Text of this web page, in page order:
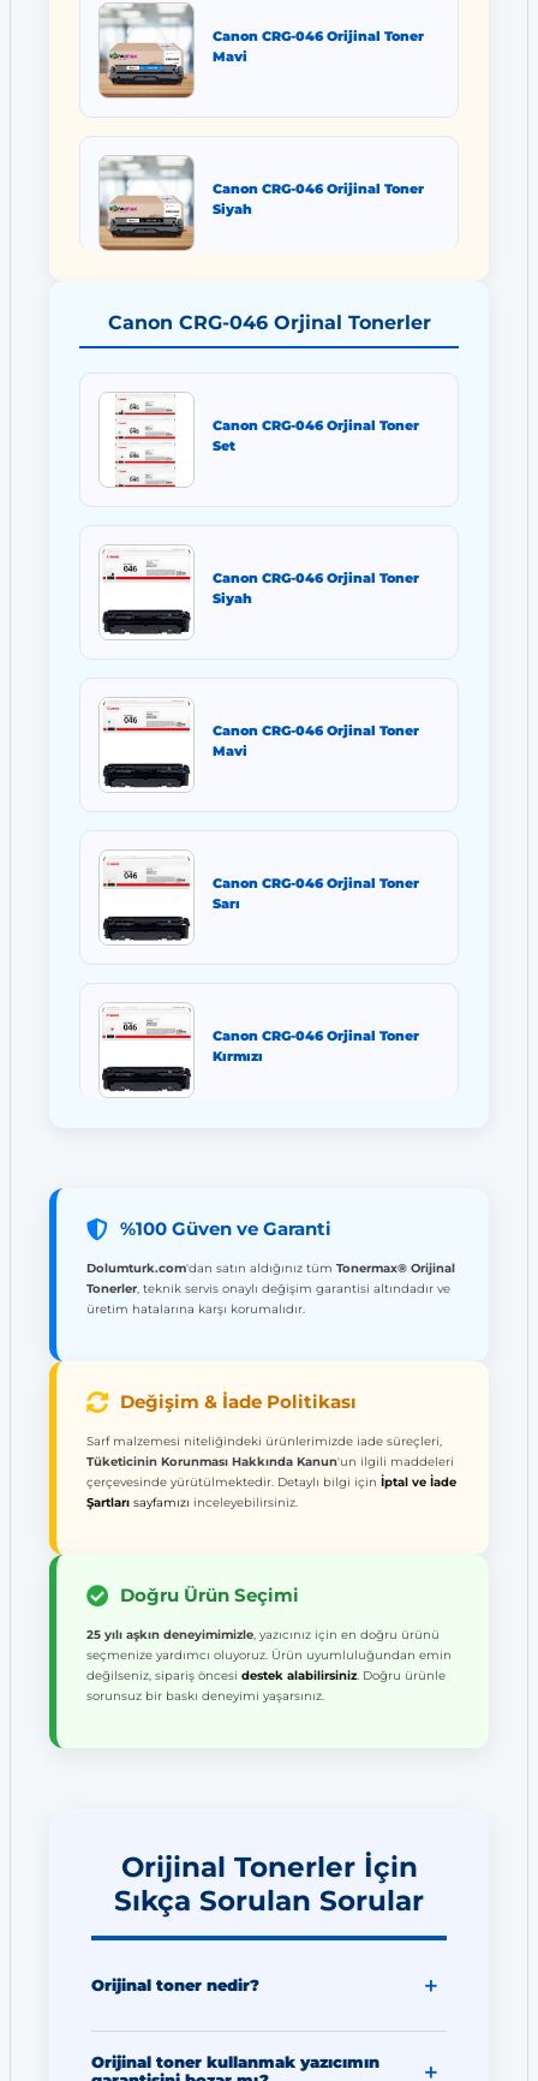
Canon CRG-046 Orijinal Toner
Mavi
Canon CRG-046 Orijinal Toner
Siyah
Canon CRG-046 Orjinal Tonerler
Canon CRG-046 Orjinal Toner
Set
Canon CRG-046 Orjinal Toner
Siyah
Canon CRG-046 Orjinal Toner
Mavi
Canon CRG-046 Orjinal Toner
Sarı
Canon CRG-046 Orjinal Toner
Kırmızı
%100 Güven ve Garanti
Dolumturk.com'dan satın aldığınız tüm Tonermax® Orijinal
Tonerler , teknik servis onaylı değişim garantisi altındadır ve
üretim hatalarına karşı korumalıdır.
Değişim & İade Politikası
Sarf malzemesi niteliğindeki ürünlerimizde iade süreçleri,
Tüketicinin Korunması Hakkında Kanun'un ilgili maddeleri
çerçevesinde yürütülmektedir. Detaylı bilgi için İptal ve İade
Şartları sayfamızı inceleyebilirsiniz.
Doğru Ürün Seçimi
25 yılı aşkın deneyimimizle , yazıcınız için en doğru ürünü
seçmenize yardımcı oluyoruz. Ürün uyumluluğundan emin
değilseniz, sipariş öncesi destek alabilirsiniz . Doğru ürünle
sorunsuz bir baskı deneyimi yaşarsınız.
Orijinal Tonerler İçin
Sıkça Sorulan Sorular
Orijinal toner nedir?
Orijinal toner kullanmak yazıcımın